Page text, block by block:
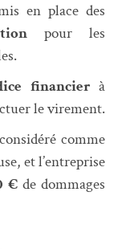
en place des
pour les
financier à
le virement.
comme
et l’entreprise
€ de dommages